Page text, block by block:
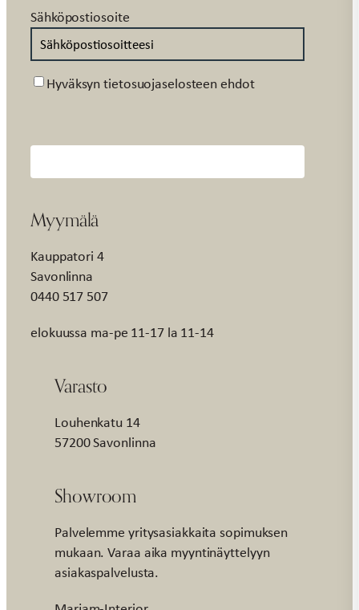
Sähköpostiosoite
Suostumus
Hyväksyn tietosuojaselosteen ehdot
Myymälä
Kauppatori 4
Savonlinna
0440 517 507
elokuussa ma-pe 11-17 la 11-14
Varasto
Louhenkatu 14
57200 Savonlinna
Showroom
Palvelemme yritysasiakkaita sopimuksen
mukaan. Varaa aika myyntinäyttelyyn
asiakaspalvelusta.